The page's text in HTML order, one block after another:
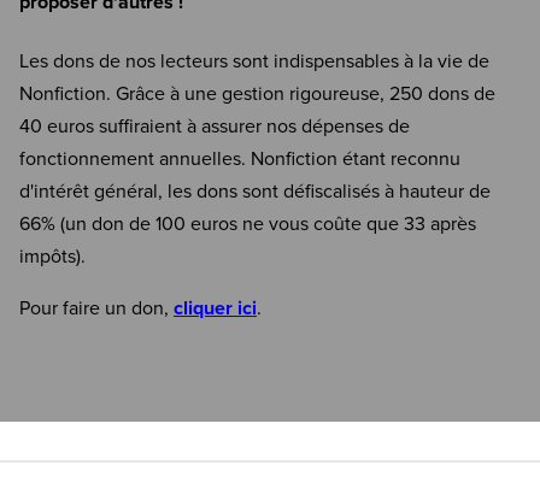
Les dons de nos lecteurs sont indispensables à la vie de
Nonfiction. Grâce à une gestion rigoureuse, 250 dons de
40 euros suffiraient à assurer nos dépenses de
fonctionnement annuelles. Nonfiction étant reconnu
d'intérêt général, les dons sont défiscalisés à hauteur de
66% (un don de 100 euros ne vous coûte que 33 après
impôts).
Pour faire un don, cliquer ici.